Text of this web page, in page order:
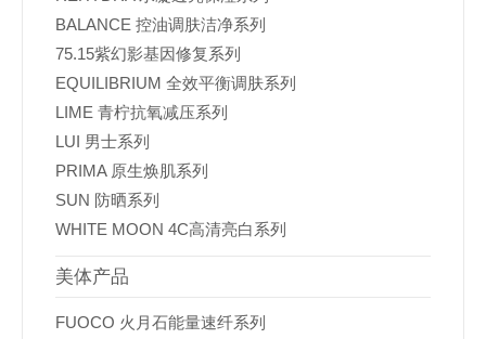
BALANCE 控油调肤洁净系列
75.15紫幻影基因修复系列
EQUILIBRIUM 全效平衡调肤系列
LIME 青柠抗氧减压系列
LUI 男士系列
PRIMA 原生焕肌系列
SUN 防晒系列
WHITE MOON 4C高清亮白系列
美体产品
FUOCO 火月石能量速纤系列